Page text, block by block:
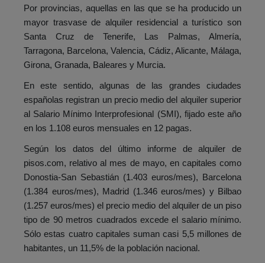
Por provincias, aquellas en las que se ha producido un
mayor trasvase de alquiler residencial a turístico son
Santa Cruz de Tenerife, Las Palmas, Almería,
Tarragona, Barcelona, Valencia, Cádiz, Alicante, Málaga,
Girona, Granada, Baleares y Murcia.
En este sentido, algunas de las grandes ciudades
españolas registran un precio medio del alquiler superior
al Salario Mínimo Interprofesional (SMI), fijado este año
en los 1.108 euros mensuales en 12 pagas.
Según los datos del último informe de alquiler de
pisos.com, relativo al mes de mayo, en capitales como
Donostia-San Sebastián (1.403 euros/mes), Barcelona
(1.384 euros/mes), Madrid (1.346 euros/mes) y Bilbao
(1.257 euros/mes) el precio medio del alquiler de un piso
tipo de 90 metros cuadrados excede el salario mínimo.
Sólo estas cuatro capitales suman casi 5,5 millones de
habitantes, un 11,5% de la población nacional.